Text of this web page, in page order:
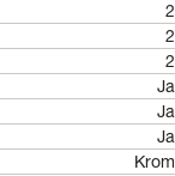
2
2
2
Ja
Ja
Ja
Krom